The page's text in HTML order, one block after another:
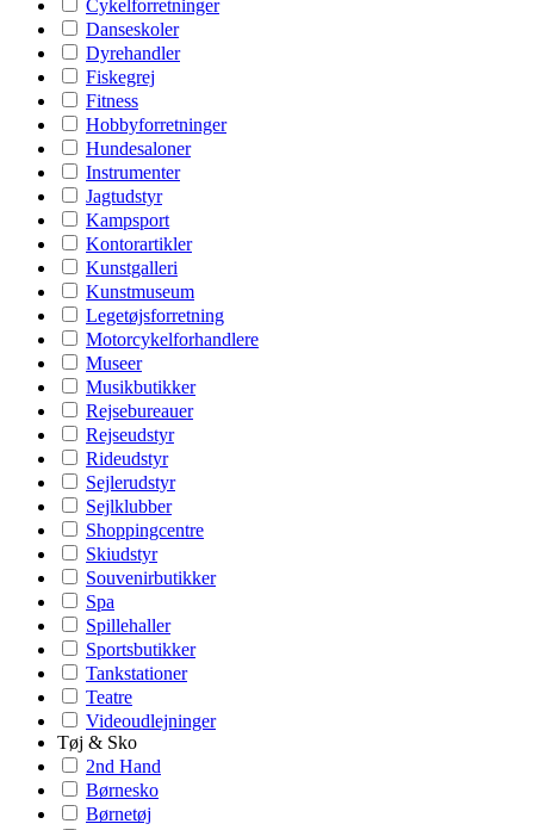
Cykelforretninger
Danseskoler
Dyrehandler
Fiskegrej
Fitness
Hobbyforretninger
Hundesaloner
Instrumenter
Jagtudstyr
Kampsport
Kontorartikler
Kunstgalleri
Kunstmuseum
Legetøjsforretning
Motorcykelforhandlere
Museer
Musikbutikker
Rejsebureauer
Rejseudstyr
Rideudstyr
Sejlerudstyr
Sejlklubber
Shoppingcentre
Skiudstyr
Souvenirbutikker
Spa
Spillehaller
Sportsbutikker
Tankstationer
Teatre
Videoudlejninger
Tøj & Sko
2nd Hand
Børnesko
Børnetøj